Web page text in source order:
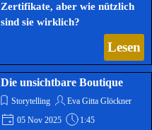
Zertifikate, aber wie nützlich
sind sie wirklich?
Lesen
Die unsichtbare Boutique
Storytelling
Eva Gitta Glöckner
05 Nov 2025
1:45